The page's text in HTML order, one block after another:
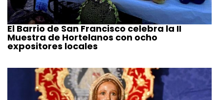
El Barrio de San Francisco celebra la II
Muestra de Hortelanos con ocho
expositores locales